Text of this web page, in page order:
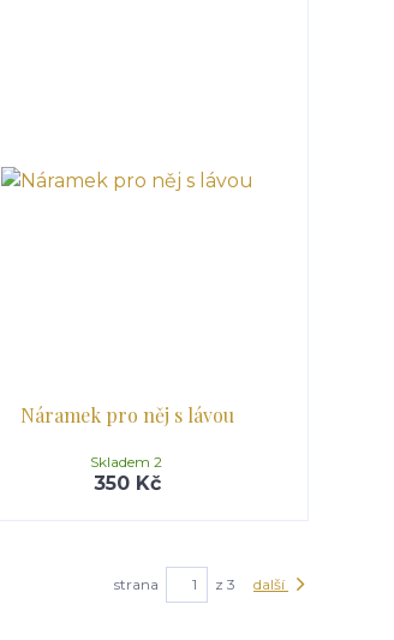
Náramek pro něj s lávou
350 Kč
Skladem 2
strana z 3 další